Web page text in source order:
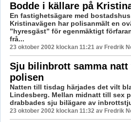
Bodde i källare på
En fastighetsägare med
Kristinavägen har polisanmält en
”hyresgäst” för egenmäktigt
frå...
23 oktober 2002 klockan 11:21 av Fredrik
Sju bilinbrott samma
polisen
Natten till tisdag härjades det vilt
Lindesberg. Mellan midnatt till sex
drabbades sju bilägare av
23 oktober 2002 klockan 11:32 av Fredrik